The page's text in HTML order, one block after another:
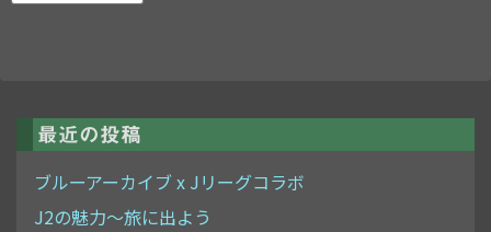
最近の投稿
ブルーアーカイブ x Jリーグコラボ
J2の魅力～旅に出よう